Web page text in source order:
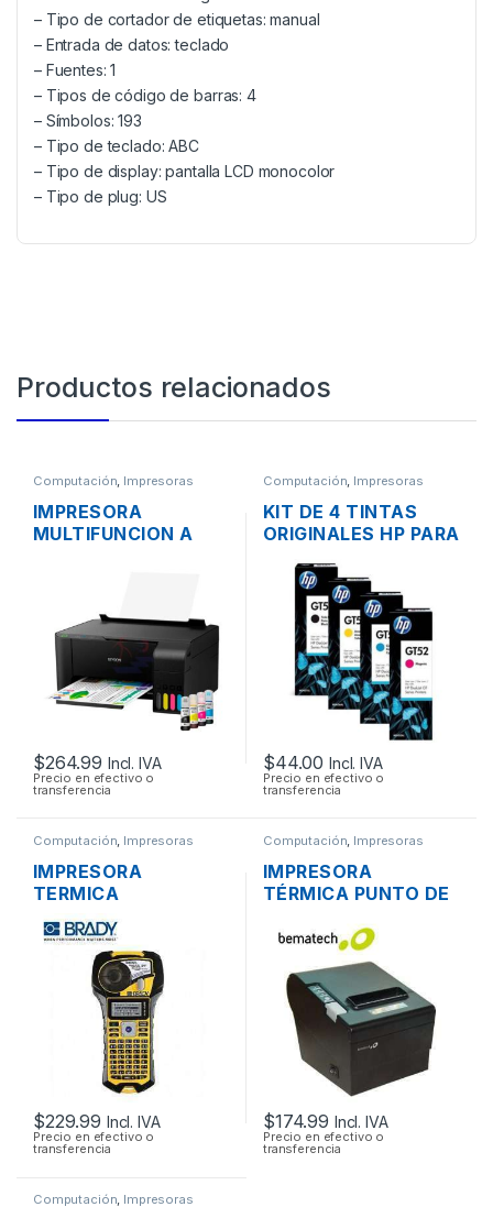
– Tipo de cortador de etiquetas: manual
– Entrada de datos: teclado
– Fuentes: 1
– Tipos de código de barras: 4
– Símbolos: 193
– Tipo de teclado: ABC
– Tipo de display: pantalla LCD monocolor
– Tipo de plug: US
Productos relacionados
Computación, Impresoras
IMPRESORA
MULTIFUNCION A
USB
$264.99 Incl. IVA
Precio en efectivo o
transferencia
Computación, Impresoras
KIT DE 4 TINTAS
ORIGINALES HP PARA
$44.00 Incl. IVA
Precio en efectivo o
transferencia
Computación Impresoras
IMPRESORA
TERMICA
ETIQUETADORA
PORTATIL BRADY
BMP21-PLUS
PANTALLA LCD
$229.99 Incl. IVA
Precio en efectivo o
transferencia
Computación Impresoras
IMPRESORA
TÉRMICA PUNTO DE
LR2000E USB LAN
RJ11 SERIAL
$174.99 Incl. IVA
Precio en efectivo o
transferencia
Computación, Impresoras